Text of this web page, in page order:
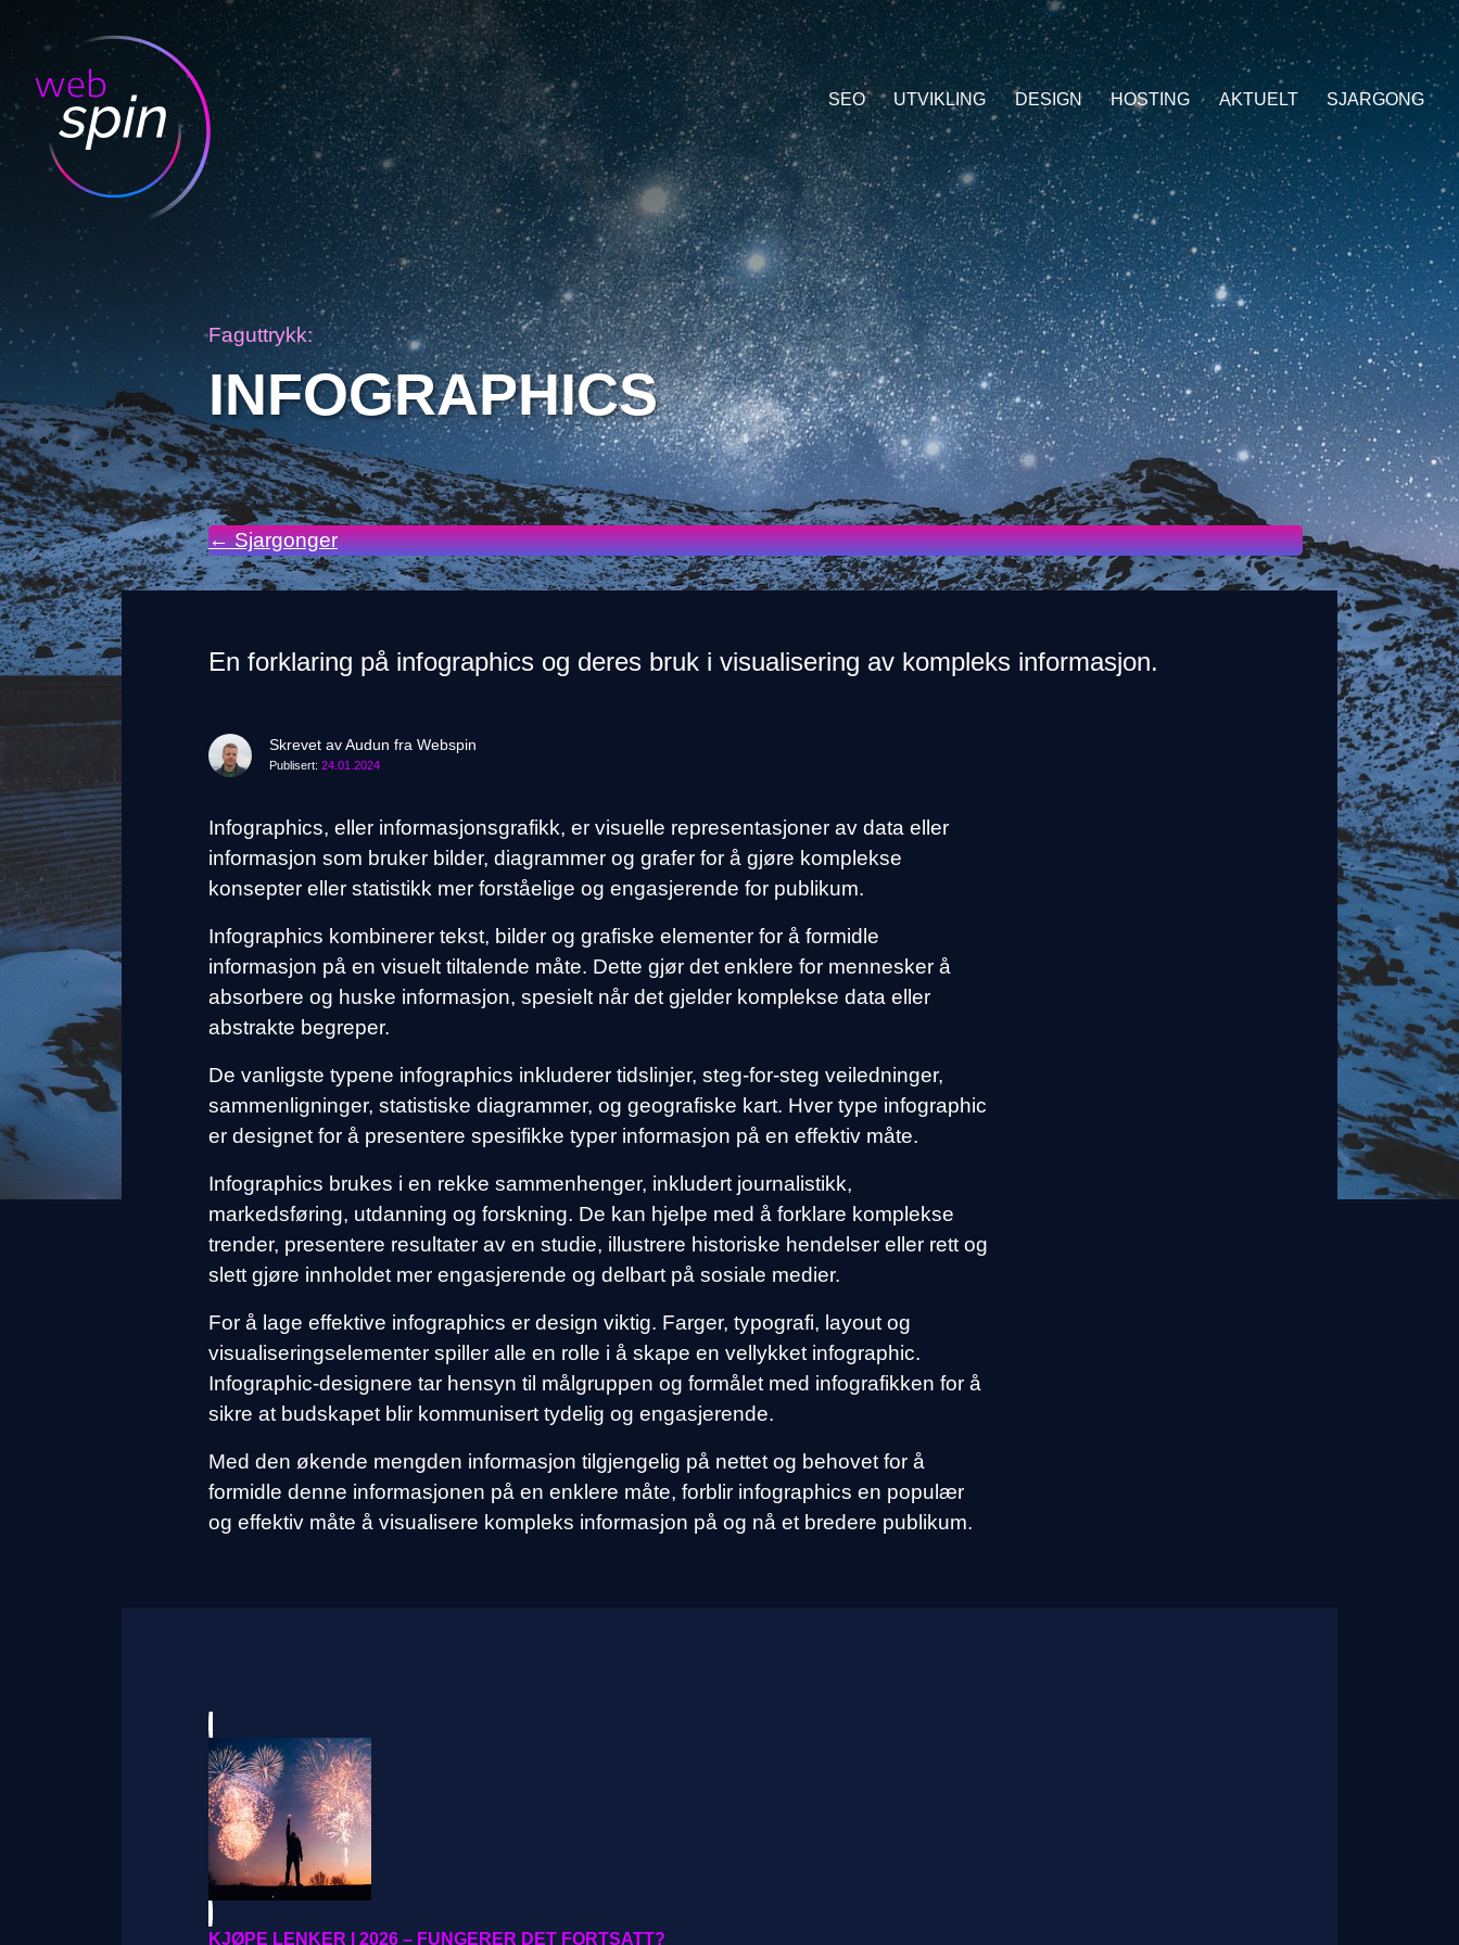
SEO UTVIKLING DESIGN HOSTING AKTUELT SJARGONG
Faguttrykk:
INFOGRAPHICS
← Sjargonger
En forklaring på infographics og deres bruk i visualisering av kompleks informasjon.
Skrevet av Audun fra Webspin
Publisert: 24.01.2024
Infographics, eller informasjonsgrafikk, er visuelle representasjoner av data eller
informasjon som bruker bilder, diagrammer og grafer for å gjøre komplekse
konsepter eller statistikk mer forståelige og engasjerende for publikum.
Infographics kombinerer tekst, bilder og grafiske elementer for å formidle
informasjon på en visuelt tiltalende måte. Dette gjør det enklere for mennesker å
absorbere og huske informasjon, spesielt når det gjelder komplekse data eller
abstrakte begreper.
De vanligste typene infographics inkluderer tidslinjer, steg-for-steg veiledninger,
sammenligninger, statistiske diagrammer, og geografiske kart. Hver type infographic
er designet for å presentere spesifikke typer informasjon på en effektiv måte.
Infographics brukes i en rekke sammenhenger, inkludert journalistikk,
markedsføring, utdanning og forskning. De kan hjelpe med å forklare komplekse
trender, presentere resultater av en studie, illustrere historiske hendelser eller rett og
slett gjøre innholdet mer engasjerende og delbart på sosiale medier.
For å lage effektive infographics er design viktig. Farger, typografi, layout og
visualiseringselementer spiller alle en rolle i å skape en vellykket infographic.
Infographic-designere tar hensyn til målgruppen og formålet med infografikken for å
sikre at budskapet blir kommunisert tydelig og engasjerende.
Med den økende mengden informasjon tilgjengelig på nettet og behovet for å
formidle denne informasjonen på en enklere måte, forblir infographics en populær
og effektiv måte å visualisere kompleks informasjon på og nå et bredere publikum.
KJØPE LENKER I 2026 – FUNGERER DET FORTSATT?